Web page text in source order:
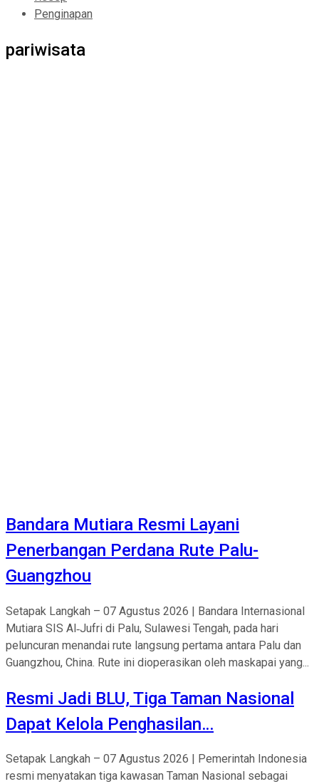
Penginapan
pariwisata
Bandara Mutiara Resmi Layani
Penerbangan Perdana Rute Palu-
Guangzhou
Setapak Langkah – 07 Agustus 2026 | Bandara Internasional
Mutiara SIS Al‑Jufri di Palu, Sulawesi Tengah, pada hari
peluncuran menandai rute langsung pertama antara Palu dan
Guangzhou, China. Rute ini dioperasikan oleh maskapai yang...
Resmi Jadi BLU, Tiga Taman Nasional
Dapat Kelola Penghasilan…
Setapak Langkah – 07 Agustus 2026 | Pemerintah Indonesia
resmi menyatakan tiga kawasan Taman Nasional sebagai